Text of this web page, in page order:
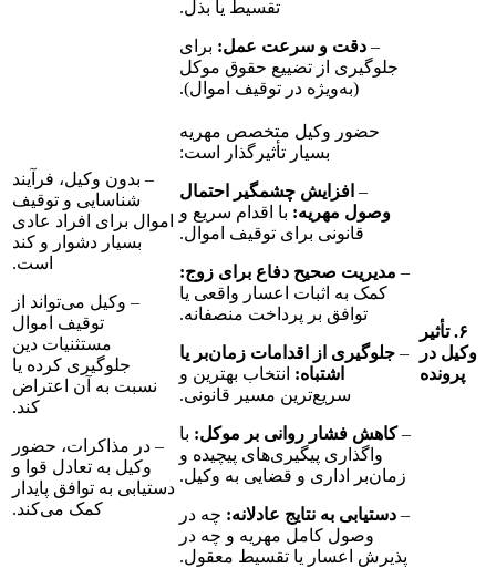
تقسیط یا بذل.
دقت و سرعت عمل:برای
جلوگیری از تضییع حقوق موکل
(به‌ویژه در توقیف اموال).
حضور وکیل متخصص مهریه
بسیار تأثیرگذار است:
افزایش چشمگیر احتمال
وصول مهریه:با اقدام سریع و
قانونی برای توقیف اموال.
مدیریت صحیح دفاع برای زوج:
کمک به اثبات اعسار واقعی یا
توافق بر پرداخت منصفانه.
–جلوگیری از اقدامات زمان‌بر یا
انتخاب بهترین و
سریع‌ترین مسیر قانونی.
کاهش فشار روانی بر موکل: با
واگذاری پیگیری‌های پیچیده و
زمان‌بر اداری و قضایی به وکیل.
دستیابی به نتایج عادلانه:چه در
وصول کامل مهریه و چه در
پذیرش اعسار یا تقسیط معقول.
– بدون وکیل، فرآیند
شناسایی و توقیف
اموال برای افراد عادی
بسیار دشوار و کند
– وکیل می‌تواند از
توقیف اموال
مستثنیات دین
جلوگیری کرده یا
نسبت به آن اعتراض
– در مذاکرات، حضور
وکیل به تعادل قوا و
دستیابی به توافق پایدار
کمک می‌کند.